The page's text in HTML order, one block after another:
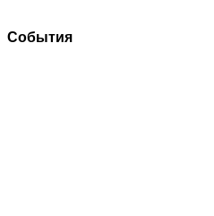
События